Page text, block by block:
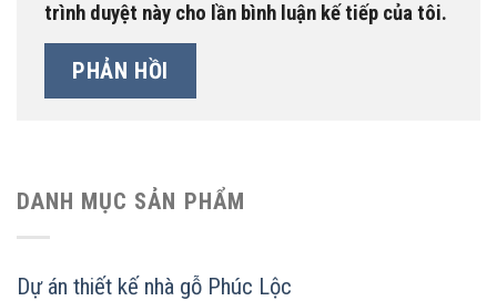
trình duyệt này cho lần bình luận kế tiếp của tôi.
DANH MỤC SẢN PHẨM
Dự án thiết kế nhà gỗ Phúc Lộc